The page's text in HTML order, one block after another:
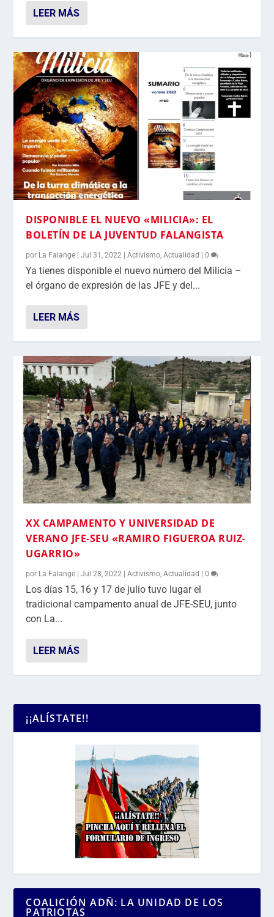
LEER MÁS
DISPONIBLE EL NUEVO «MILICIA»: EL
BOLETÍN DE LA JUVENTUD FALANGISTA
por La Falange |Jul 31, 2022 |Activismo ,Actualidad |0
Ya tienes disponible el nuevo número del Milicia –
el órgano de expresión de las JFE y del...
LEER MÁS
XX CAMPAMENTO Y UNIVERSIDAD DE
VERANO JFE-SEU «RAMIRO FIGUEROA RUIZ-
UGARRIO»
por La Falange |Jul 28, 2022 |Activismo,Actualidad |0
Los días 15, 16 y 17 de julio tuvo lugar el
tradicional campamento anual de JFE-SEU, junto
con La...
LEER MÁS
¡¡ALÍSTATE!!
COALICIÓN ADÑ: LA UNIDAD DE LOS
PATRIOTAS